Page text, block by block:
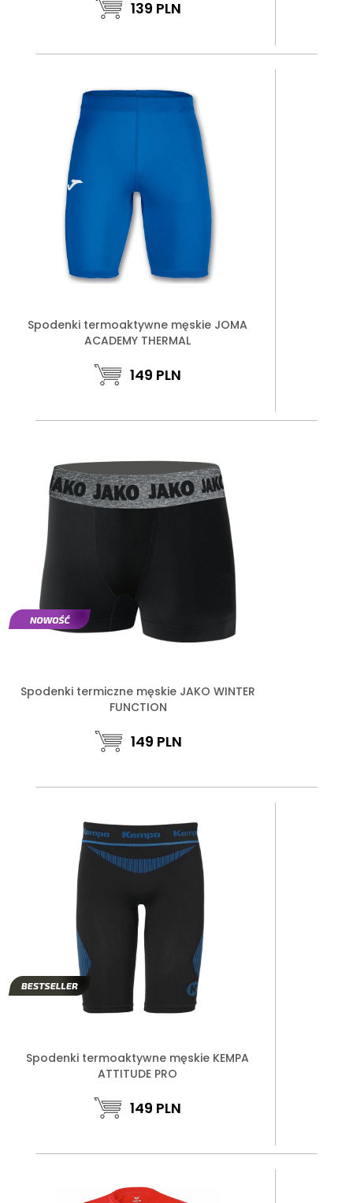
139 PLN
Spodenki termoaktywne męskie JOMA
ACADEMY THERMAL
149 PLN
Spodenki termiczne męskie JAKO WINTER
FUNCTION
149 PLN
Spodenki termoaktywne męskie KEMPA
ATTITUDE PRO
149 PLN